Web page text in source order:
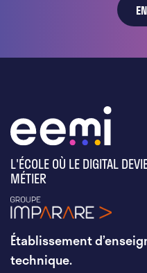
L'ÉCOLE OÙ LE DIGITAL
MÉTIER
Établissement
technique.